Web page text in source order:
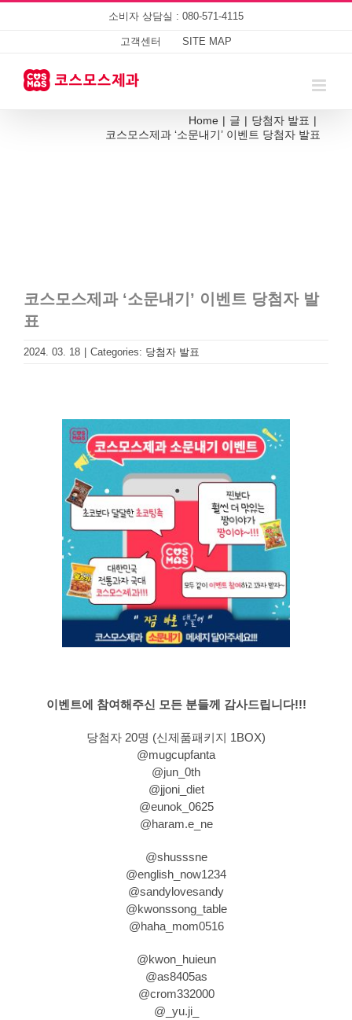
소비자 상담실 : 080-571-4115
고객센터 SITE MAP
Home | 글 | 당첨자 발표 |
코스모스제과 ‘소문내기’ 이벤트 당첨자 발표
코스모스제과 ‘소문내기’ 이벤트 당첨자 발
표
2024. 03. 18 | Categories: 당첨자 발표
이벤트에 참여해주신 모든 분들께 감사드립니다!!!
당첨자 20명 (신제품패키지 1BOX)
@mugcupfanta
@jun_0th
@jjoni_diet
@eunok_0625
@haram.e_ne
@shusssne
@english_now1234
@sandylovesandy
@kwonssong_table
@haha_mom0516
@kwon_huieun
@as8405as
@crom332000
@_yu.ji_